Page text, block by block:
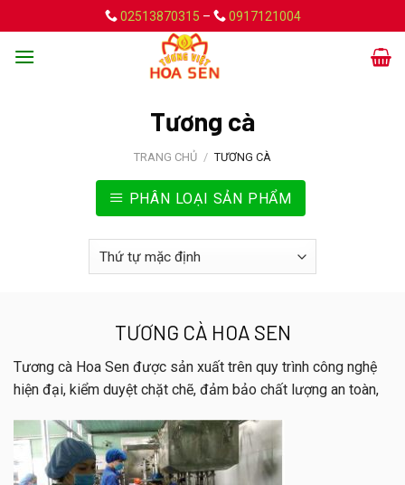
to
content
02513870315 – 0917121004
Tương cà
TRANG CHỦ / TƯƠNG CÀ
PHÂN LOẠI SẢN PHẨM
TƯƠNG CÀ HOA SEN
Tương cà Hoa Sen được sản xuất trên quy trình công nghệ
hiện đại, kiểm duyệt chặt chẽ, đảm bảo chất lượng an toàn,